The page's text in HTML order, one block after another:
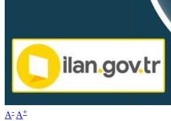
A- A+